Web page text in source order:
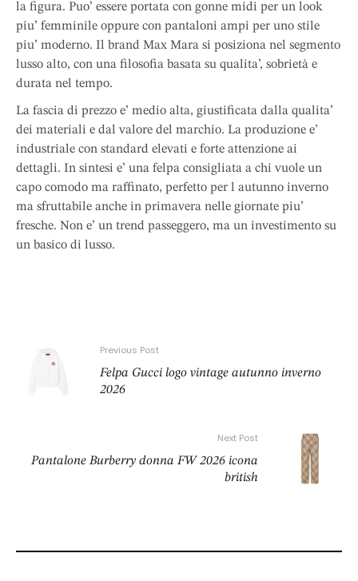
la figura. Puo’ essere portata con gonne midi per un look
piu’ femminile oppure con pantaloni ampi per uno stile
piu’ moderno. Il brand Max Mara si posiziona nel segmento
lusso alto, con una filosofia basata su qualita’, sobrietà e
durata nel tempo.
La fascia di prezzo e’ medio alta, giustificata dalla qualita’
dei materiali e dal valore del marchio. La produzione e’
industriale con standard elevati e forte attenzione ai
dettagli. In sintesi e’ una felpa consigliata a chi vuole un
capo comodo ma raffinato, perfetto per l autunno inverno
ma sfruttabile anche in primavera nelle giornate piu’
fresche. Non e’ un trend passeggero, ma un investimento su
un basico di lusso.
Previous Post
Felpa Gucci logo vintage autunno inverno
2026
Next Post
Pantalone Burberry donna FW 2026 icona
british